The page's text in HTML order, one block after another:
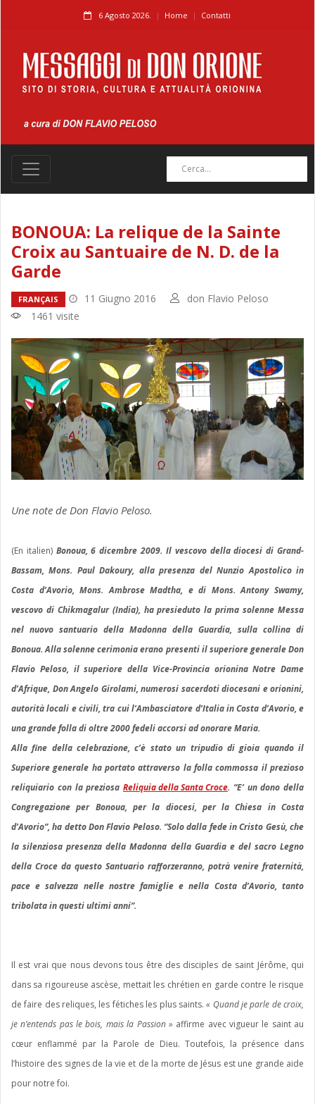
6 Agosto 2026. Home Contatti
BONOUA: La relique de la Sainte
Croix au Santuaire de N. D. de la
Garde
FRANÇAIS 11 Giugno 2016
don Flavio Peloso
1461 visite
Une note de Don Flavio Peloso.
(En italien) Bonoua, 6 dicembre 2009. Il vescovo della diocesi di Grand-
Bassam, Mons. Paul Dakoury, alla presenza del Nunzio Apostolico in
Costa d’Avorio, Mons. Ambrose Madtha, e di Mons. Antony Swamy,
vescovo di Chikmagalur (India), ha presieduto la prima solenne Messa
nel nuovo santuario della Madonna della Guardia, sulla collina di
Bonoua. Alla solenne cerimonia erano presenti il superiore generale Don
Flavio Peloso, il superiore della Vice-Provincia orionina Notre Dame
d’Afrique, Don Angelo Girolami, numerosi sacerdoti diocesani e orionini,
autorità locali e civili, tra cui l’Ambasciatore d’Italia in Costa d’Avorio, e
una grande folla di oltre 2000 fedeli accorsi ad onorare Maria.
Alla fine della celebrazione, c’è stato un tripudio di gioia quando il
Superiore generale ha portato attraverso la folla commossa il prezioso
reliquiario con la preziosa Reliquia della Santa Croce. “E’ un dono della
Congregazione per Bonoua, per la diocesi, per la Chiesa in Costa
d’Avorio”, ha detto Don Flavio Peloso. “Solo dalla fede in Cristo Gesù, che
la silenziosa presenza della Madonna della Guardia e del sacro Legno
della Croce da questo Santuario rafforzeranno, potrà venire fraternità,
pace e salvezza nelle nostre famiglie e nella Costa d’Avorio, tanto
tribolata in questi ultimi anni”.
Il est vrai que nous devons tous être des disciples de saint Jérôme, qui
dans sa rigoureuse ascèse, mettait les chrétien en garde contre le risque
de faire des reliques, les fétiches les plus saints.« Quand je parle de croix,
je n’entends pas le bois, mais la Passion » affirme avec vigueur le saint au
cœur enflammé par la Parole de Dieu. Toutefois, la présence dans
l’histoire des signes de la vie et de la morte de Jésus est une grande aide
pour notre foi.